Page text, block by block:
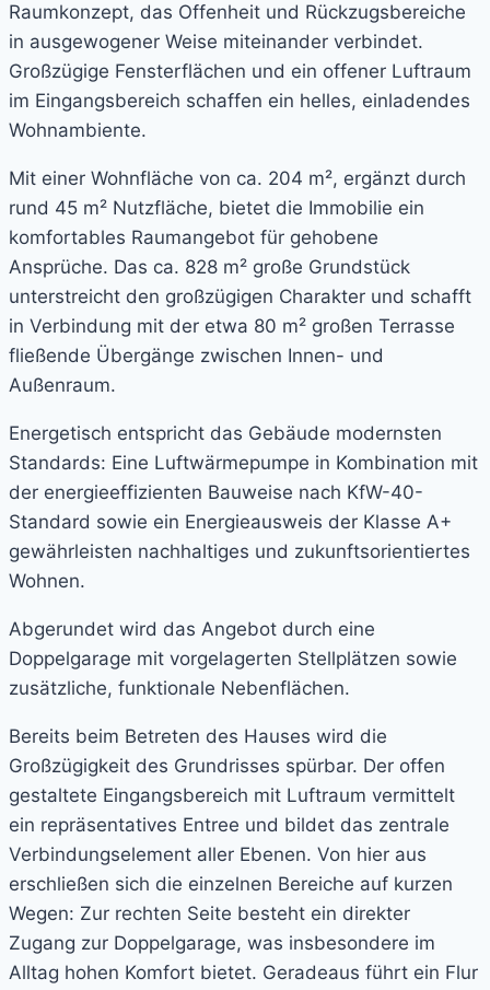
Raumkonzept, das Offenheit und Rückzugsbereiche
in ausgewogener Weise miteinander verbindet.
Großzügige Fensterflächen und ein offener Luftraum
im Eingangsbereich schaffen ein helles, einladendes
Wohnambiente.
Mit einer Wohnfläche von ca. 204 m², ergänzt durch
rund 45 m² Nutzfläche, bietet die Immobilie ein
komfortables Raumangebot für gehobene
Ansprüche. Das ca. 828 m² große Grundstück
unterstreicht den großzügigen Charakter und schafft
in Verbindung mit der etwa 80 m² großen Terrasse
fließende Übergänge zwischen Innen- und
Außenraum.
Energetisch entspricht das Gebäude modernsten
Standards: Eine Luftwärmepumpe in Kombination mit
der energieeffizienten Bauweise nach KfW-40-
Standard sowie ein Energieausweis der Klasse A+
gewährleisten nachhaltiges und zukunftsorientiertes
Wohnen.
Abgerundet wird das Angebot durch eine
Doppelgarage mit vorgelagerten Stellplätzen sowie
zusätzliche, funktionale Nebenflächen.
Bereits beim Betreten des Hauses wird die
Großzügigkeit des Grundrisses spürbar. Der offen
gestaltete Eingangsbereich mit Luftraum vermittelt
ein repräsentatives Entree und bildet das zentrale
Verbindungselement aller Ebenen. Von hier aus
erschließen sich die einzelnen Bereiche auf kurzen
Wegen: Zur rechten Seite besteht ein direkter
Zugang zur Doppelgarage, was insbesondere im
Alltag hohen Komfort bietet. Geradeaus führt ein Flur